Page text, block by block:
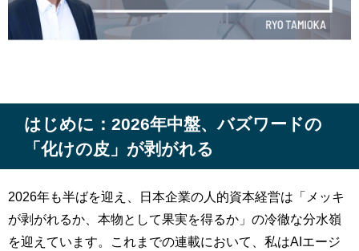
はじめに：2026年中盤、バズワードの
「化けの皮」が剥がれる
2026年も半ばを迎え、日本企業の人的資本経営は「メッキ
が剥がれるか、本物として果実を得るか」の冷徹な分水嶺
を迎えています。これまでの連載において、私はAIエージ